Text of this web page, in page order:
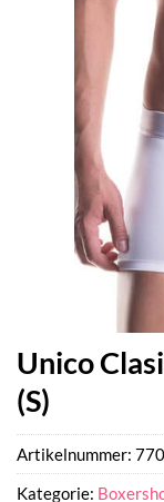
Unico
(S)
Artikelnummer:
Kategorie: